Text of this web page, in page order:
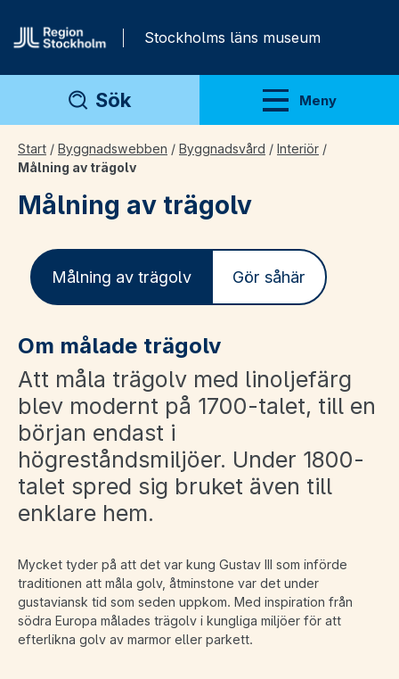
Stockholms läns museum
Sök Meny
Visa meny
Start / Byggnadswebben / Byggnadsvård / Interiör /
Målning av trägolv
Målning av trägolv
Målning av trägolv Gör såhär
Om målade trägolv
Att måla trägolv med linoljefärg
blev modernt på 1700-talet, till en
början endast i
högreståndsmiljöer. Under 1800-
talet spred sig bruket även till
enklare hem.
Mycket tyder på att det var kung Gustav III som införde
traditionen att måla golv, åtminstone var det under
gustaviansk tid som seden uppkom. Med inspiration från
södra Europa målades trägolv i kungliga miljöer för att
efterlikna golv av marmor eller parkett.